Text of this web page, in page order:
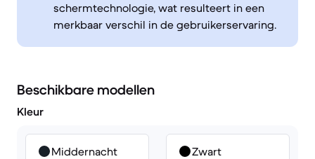
schermtechnologie, wat resulteert in een
merkbaar verschil in de gebruikerservaring.
Beschikbare modellen
Kleur
Middernacht Zwart